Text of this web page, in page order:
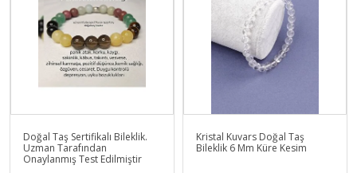
Doğal Taş Sertifikalı Bileklik.
Uzman Tarafından
Onaylanmış Test Edilmiştir
Kristal Kuvars Doğal Taş
Bileklik 6 Mm Küre Kesim